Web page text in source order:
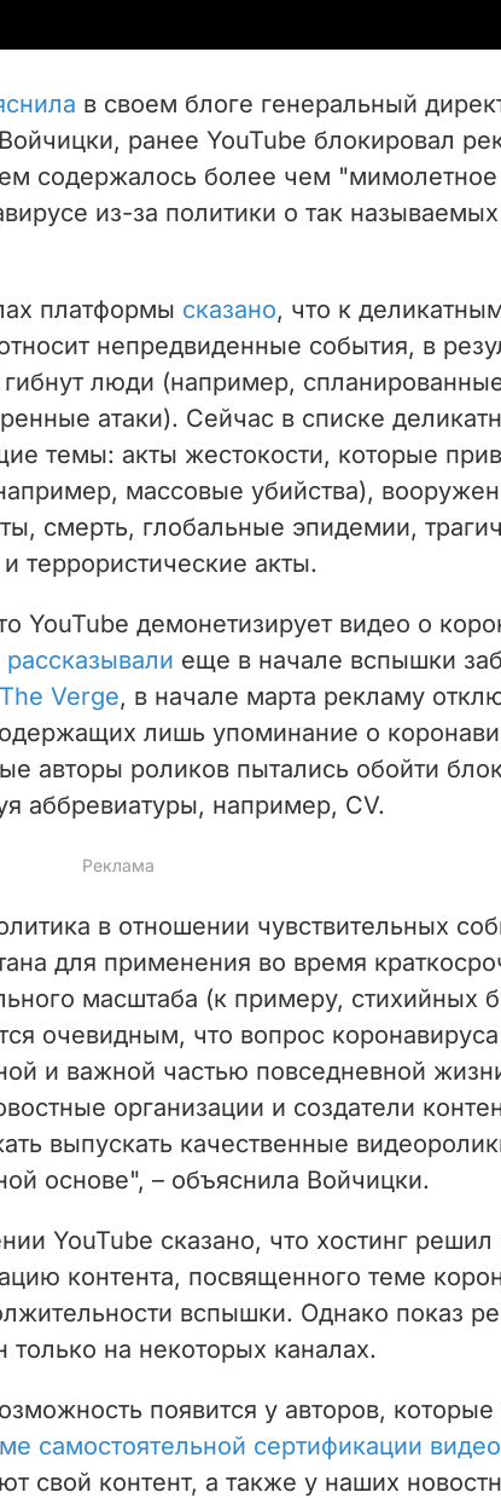
i
d
o
в своем блоге генеральный
ранее YouTube блокировал
содержалось более чем "
из-за политики о так
платформы сказано, что к деликатны
непредвиденные события, в
гибнут люди (например,
атаки). Сейчас в списке
темы: акты жестокости, которые
массовые убийства),
смерть, глобальные эпидемии,
террористические акты.
YouTube демонетизирует видео о
рассказывали еще в начале вспышки
The Verge, в начале марта рекламу
лишь упоминание о
авторы роликов пытались обойти
аббревиатуры, например, CV.
в отношении чувствительных
для применения во время
масштаба (к примеру, стихийных
очевидным, что вопрос коронавируса
и важной частью повседневной
организации и создатели
выпускать качественные
основе", – объяснила Войчицки.
YouTube сказано, что хостинг решил
контента, посвященного теме
вспышки. Однако показ
только на некоторых каналах.
появится у авторов, которые
самостоятельной сертификации видео
свой контент, а также у наших